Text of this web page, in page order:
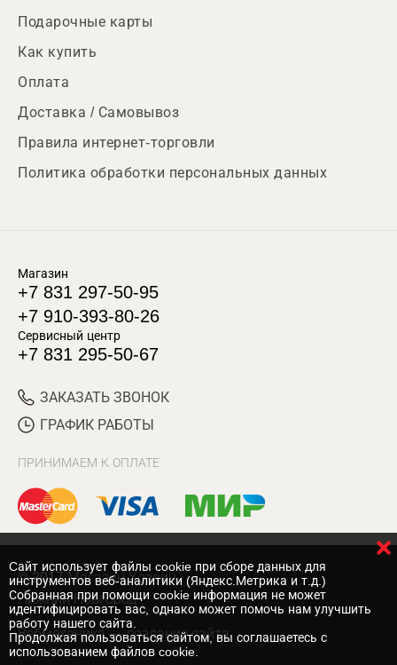
Подарочные карты
Как купить
Оплата
Доставка / Самовывоз
Правила интернет-торговли
Политика обработки персональных данных
Магазин
+7 831 297-50-95
+7 910-393-80-26
Сервисный центр
+7 831 295-50-67
ЗАКАЗАТЬ ЗВОНОК
ГРАФИК РАБОТЫ
ПРИНИМАЕМ К ОПЛАТЕ
© 2017 Магазин Хозяин
Нижний Новгород
Вебмеханика — создание сайта
Cайт использует файлы cookie при сборе данных для
инструментов веб-аналитики (Яндекс.Метрика и т.д.)
Собранная при помощи cookie информация не может
идентифицировать вас, однако может помочь нам улучшить
работу нашего сайта.
Продолжая пользоваться сайтом, вы соглашаетесь с
использованием файлов cookie.